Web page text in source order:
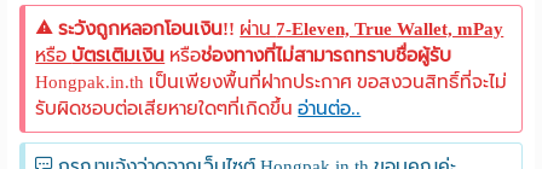
ระวังถูกหลอกโอนเงิน!! ผ่าน7-Eleven, True Wallet, mPay
หรือ บัตรเติมเงิน หรือช่องทางที่ไม่สามารถทราบชื่อผู้รับ
Hongpak.in.th เป็นเพียงพื้นที่ฝากประกาศ ขอสงวนสิทธิ์ที่จะไม่
รับผิดชอบต่อเสียหายใดๆที่เกิดขึ้นอ่านต่อ..